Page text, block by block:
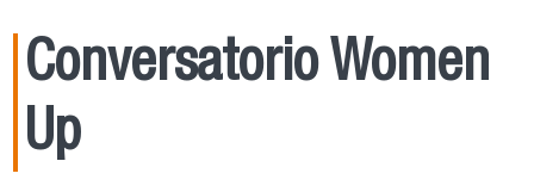
Conversatorio Women
Up